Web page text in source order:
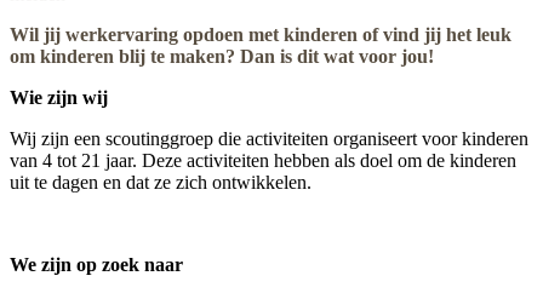
Wil jij werkervaring opdoen met kinderen of vind jij het leuk
om kinderen blij te maken? Dan is dit wat voor jou!
Wie zijn wij
Wij zijn een scoutinggroep die activiteiten organiseert voor kinderen
van 4 tot 21 jaar. Deze activiteiten hebben als doel om de kinderen
uit te dagen en dat ze zich ontwikkelen.
We zijn op zoek naar